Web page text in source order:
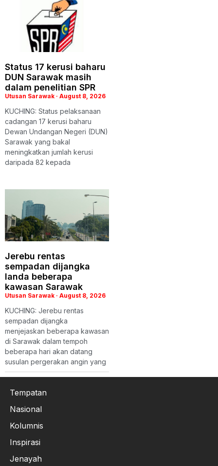
Status 17 kerusi baharu
DUN Sarawak masih
dalam penelitian SPR
Utusan Sarawak August 8, 2026
KUCHING: Status pelaksanaan
cadangan 17 kerusi baharu
Dewan Undangan Negeri (DUN)
Sarawak yang bakal
meningkatkan jumlah kerusi
daripada 82 kepada
Jerebu rentas
sempadan dijangka
landa beberapa
kawasan Sarawak
Utusan Sarawak August 8, 2026
KUCHING: Jerebu rentas
sempadan dijangka
menjejaskan beberapa kawasan
di Sarawak dalam tempoh
beberapa hari akan datang
susulan pergerakan angin yang
Tempatan
Nasional
Kolumnis
Inspirasi
Jenayah